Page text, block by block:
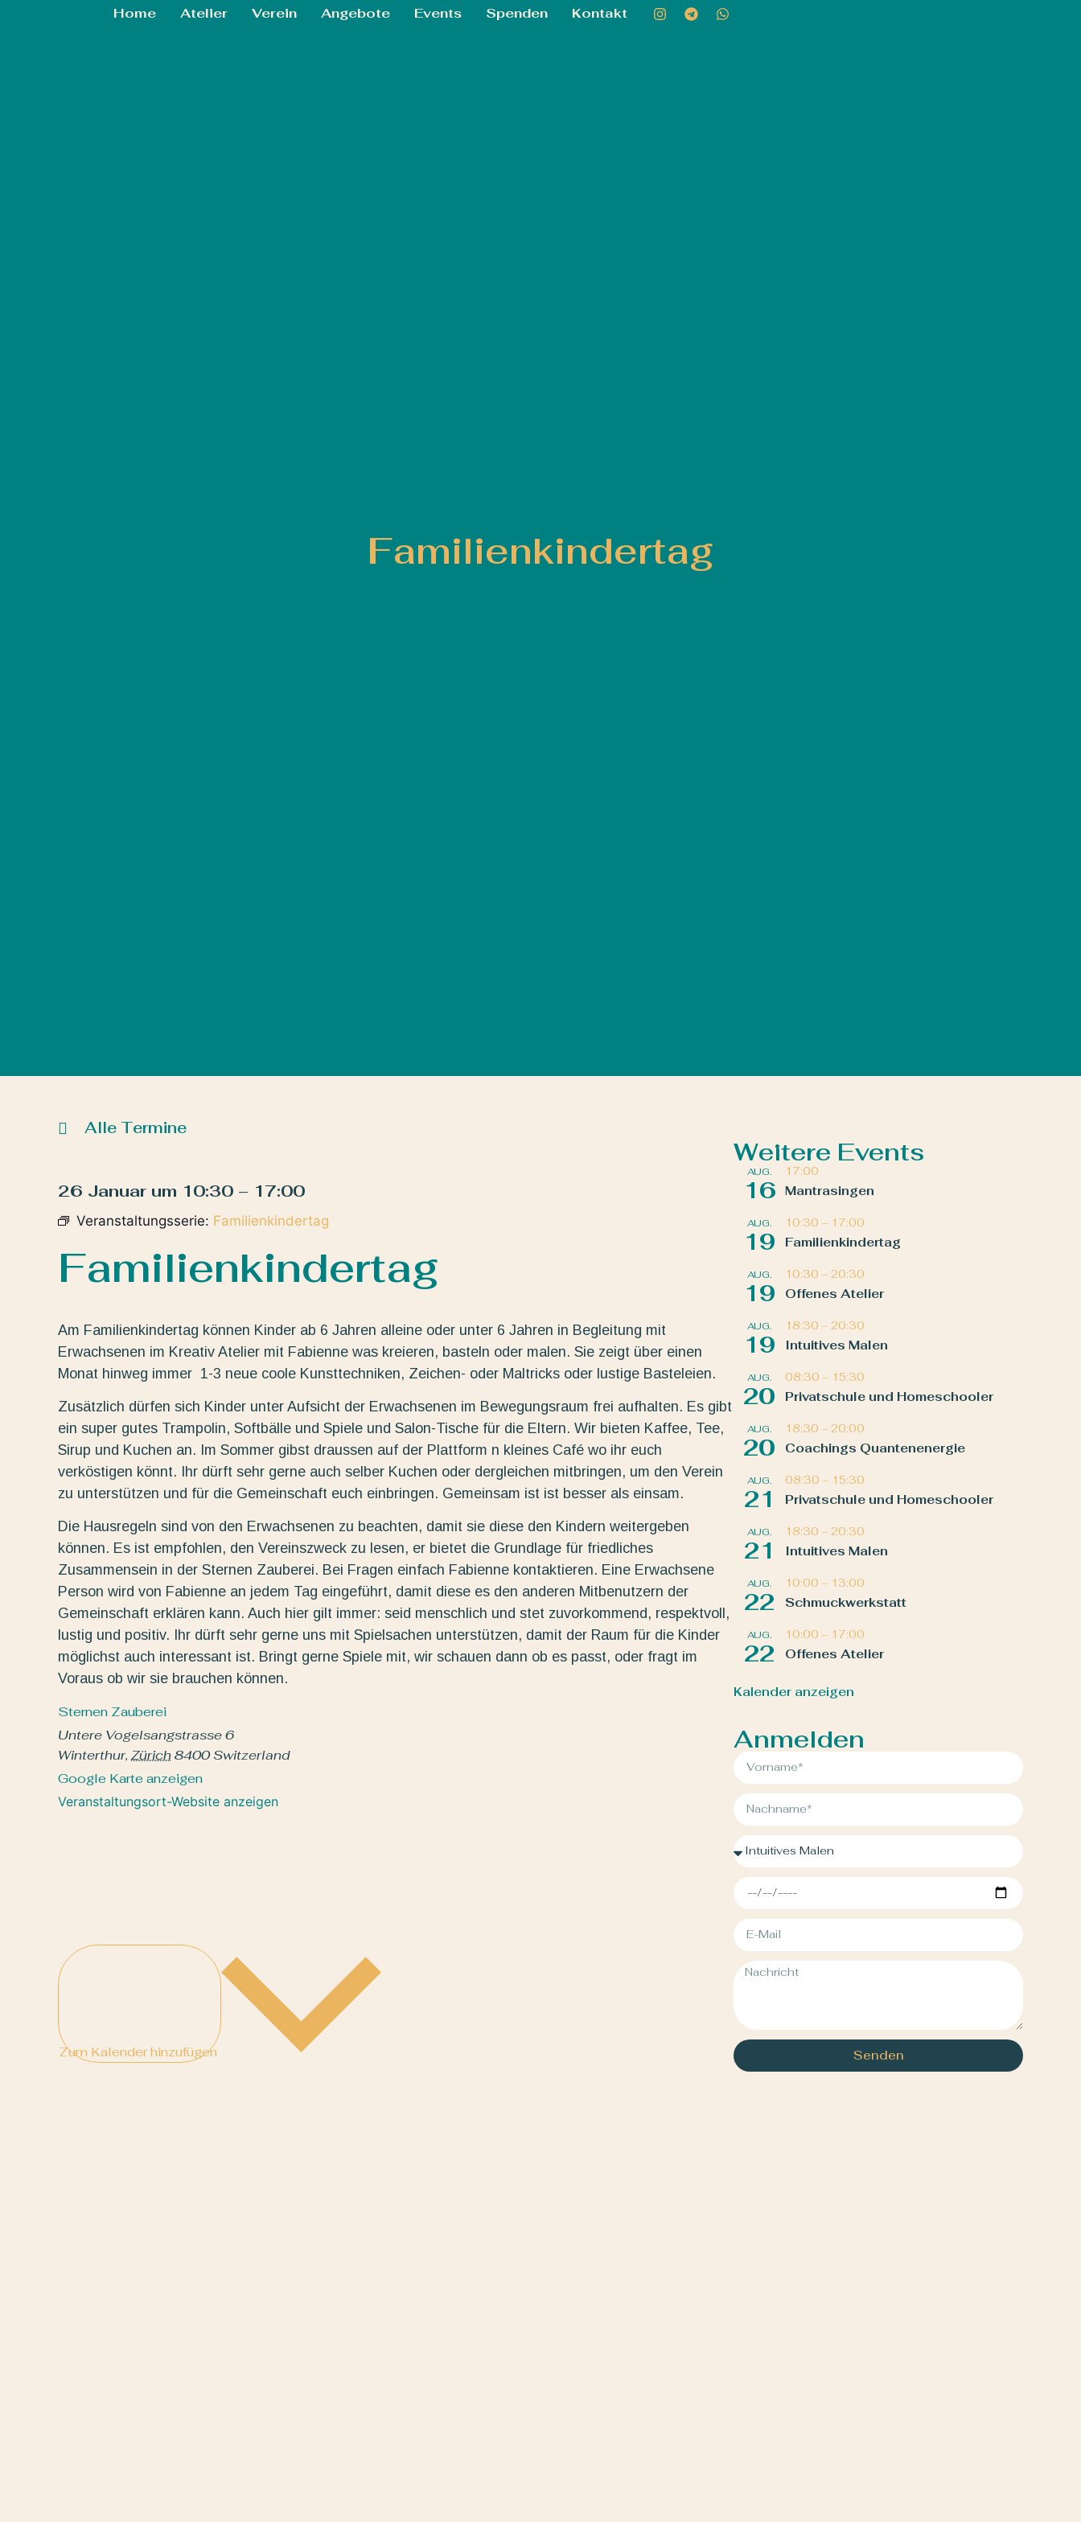
Home Atelier Verein Angebote Events Spenden Kontakt
Familienkindertag
Alle Termine
26 Januar um 10:30 – 17:00
Veranstaltungsserie: Familienkindertag
Familienkindertag
Am Familienkindertag können Kinder ab 6 Jahren alleine oder unter 6 Jahren in Begleitung mit
Erwachsenen im Kreativ Atelier mit Fabienne was kreieren, basteln oder malen. Sie zeigt über einen
Monat hinweg immer 1-3 neue coole Kunsttechniken, Zeichen- oder Maltricks oder lustige Basteleien.
Zusätzlich dürfen sich Kinder unter Aufsicht der Erwachsenen im Bewegungsraum frei aufhalten. Es gibt
ein super gutes Trampolin, Softbälle und Spiele und Salon-Tische für die Eltern. Wir bieten Kaffee, Tee,
Sirup und Kuchen an. Im Sommer gibst draussen auf der Plattform n kleines Café wo ihr euch
verköstigen könnt. Ihr dürft sehr gerne auch selber Kuchen oder dergleichen mitbringen, um den Verein
zu unterstützen und für die Gemeinschaft euch einbringen. Gemeinsam ist ist besser als einsam.
Die Hausregeln sind von den Erwachsenen zu beachten, damit sie diese den Kindern weitergeben
können. Es ist empfohlen, den Vereinszweck zu lesen, er bietet die Grundlage für friedliches
Zusammensein in der Sternen Zauberei. Bei Fragen einfach Fabienne kontaktieren. Eine Erwachsene
Person wird von Fabienne an jedem Tag eingeführt, damit diese es den anderen Mitbenutzern der
Gemeinschaft erklären kann. Auch hier gilt immer: seid menschlich und stet zuvorkommend, respektvoll,
lustig und positiv. Ihr dürft sehr gerne uns mit Spielsachen unterstützen, damit der Raum für die Kinder
möglichst auch interessant ist. Bringt gerne Spiele mit, wir schauen dann ob es passt, oder fragt im
Voraus ob wir sie brauchen können.
Sternen Zauberei
Untere Vogelsangstrasse 6
Winterthur, Zürich8400 Switzerland
Google Karte anzeigen
Veranstaltungsort-Website anzeigen
Zum Kalender hinzufügen
Weitere Events
AUG.
16
17:00
Mantrasingen
AUG.
19
10:30 – 17:00
Familienkindertag
AUG.
19
10:30 – 20:30
Offenes Atelier
AUG.
19
18:30 – 20:30
Intuitives Malen
AUG.
20
08:30 – 15:30
Privatschule und Homeschooler
AUG.
20
18:30 – 20:00
Coachings Quantenenergie
AUG.
21
08:30 – 15:30
Privatschule und Homeschooler
AUG.
21
18:30 – 20:30
Intuitives Malen
AUG.
22
10:00 – 13:00
Schmuckwerkstatt
AUG.
22
10:00 – 17:00
Offenes Atelier
Kalender anzeigen
Anmelden
Senden